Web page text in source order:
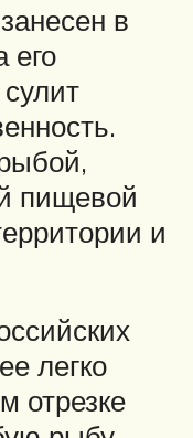
в
его
пищевой
и
легко
отрезке